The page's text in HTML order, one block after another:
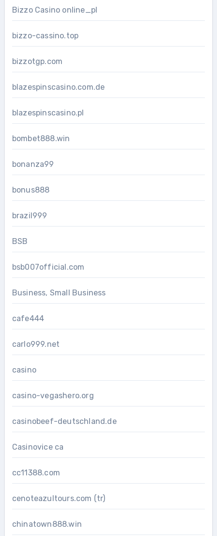
Bizzo Casino online_pl
bizzo-cassino.top
bizzotgp.com
blazespinscasino.com.de
blazespinscasino.pl
bombet888.win
bonanza99
bonus888
brazil999
BSB
bsb007official.com
Business, Small Business
cafe444
carlo999.net
casino
casino-vegashero.org
casinobeef-deutschland.de
Casinovice ca
cc11388.com
cenoteazultours.com (tr)
chinatown888.win